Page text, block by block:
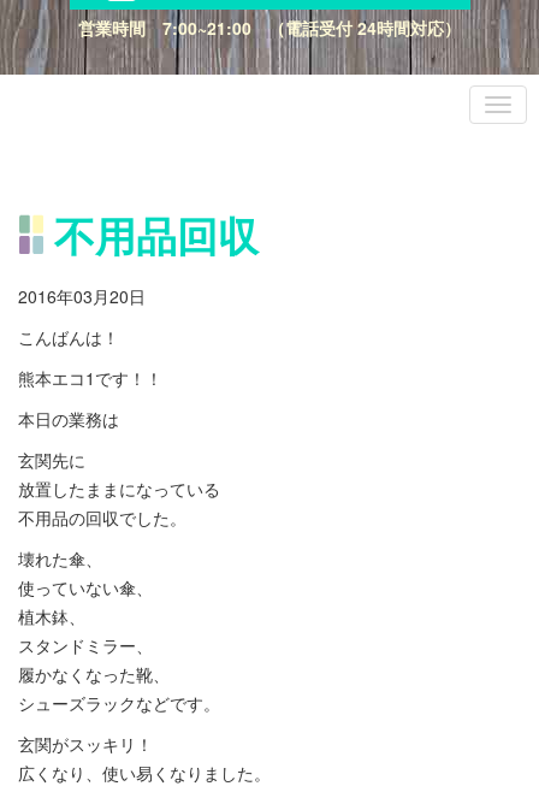
営業時間 7:00~21:00 （電話受付 24時間対応）
不用品回収
2016年03月20日
こんばんは！
熊本エコ1です！！
本日の業務は
玄関先に
放置したままになっている
不用品の回収でした。
壊れた傘、
使っていない傘、
植木鉢、
スタンドミラー、
履かなくなった靴、
シューズラックなどです。
玄関がスッキリ！
広くなり、使い易くなりました。